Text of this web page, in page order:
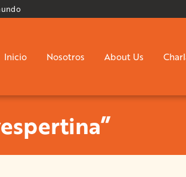
Inicio Nosotros About Us